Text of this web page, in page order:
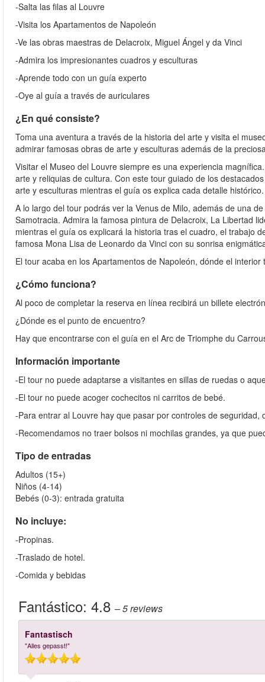
-Salta las filas al Louvre
-Visita los Apartamentos de Napoleón
-Ve las obras maestras de Delacroix, Miguel Ángel y da Vinci
-Admira los impresionantes cuadros y esculturas
-Aprende todo con un guía experto
-Oye al guía a través de auriculares
¿En qué consiste?
Toma una aventura a través de la historia del arte y visita el
admirar famosas obras de arte y esculturas además de la
Visitar el Museo del Louvre siempre es una experiencia
arte y reliquias de cultura. Con este tour guiado de los
arte y esculturas mientras el guía os explica cada detalle
A lo largo del tour podrás ver la Venus de Milo, además de una
Samotracia. Admira la famosa pintura de Delacroix, La Libertad
mientras el guía os explicará la historia tras el cuadro, el trabajo
famosa Mona Lisa de Leonardo da Vinci con su sonrisa
El tour acaba en los Apartamentos de Napoleón, dónde el
¿Cómo funciona?
Al poco de completar la reserva en línea recibirá un billete
¿Dónde es el punto de encuentro?
Hay que encontrarse con el guía en el Arc de Triomphe du
Información importante
-El tour no puede adaptarse a visitantes en sillas de ruedas o
-El tour no puede acoger cochecitos ni carritos de bebé.
-Para entrar al Louvre hay que pasar por controles de
-Recomendamos no traer bolsos ni mochilas grandes, ya que
Tipo de entradas
Adultos (15+)
Niños (4-14)
Bebés (0-3): entrada gratuita
No incluye:
-Propinas.
-Traslado de hotel.
-Comida y bebidas
Fantástico: 4.8 – 5reviews
Fantastisch
"Alles gepasst!"